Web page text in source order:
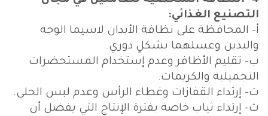
التصنيع الغذائي:
أ‌- المحافظة على نظافة الأبدان لاسيما الوجه
واليدين وغسلهما بشكلٍ دوري.
ب‌- تقليم الأظافر وعدم إستخدام المستحضرات
التجميلية والكريمات.
ت‌- إرتداء القفازات وغطاء الرأس وعدم لبس الحلي.
ث‌- إرتداء ثياب خاصة بفترة الإنتاج التي يفضل أن